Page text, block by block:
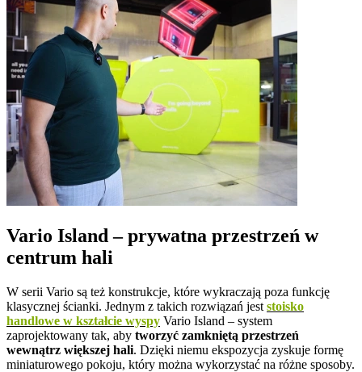
Vario Island – prywatna przestrzeń w
centrum hali
W serii Vario są też konstrukcje, które wykraczają poza funkcję
klasycznej ścianki. Jednym z takich rozwiązań jest stoisko
handlowe w kształcie wyspy Vario Island – system
zaprojektowany tak, aby tworzyć zamkniętą przestrzeń
wewnątrz większej hali. Dzięki niemu ekspozycja zyskuje formę
miniaturowego pokoju, który można wykorzystać na różne sposoby.